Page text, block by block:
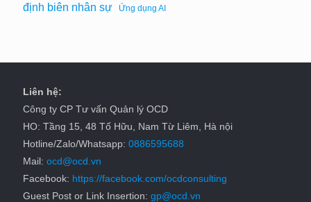
định biên nhân sự Ứng dụng AI
Liên hệ:
Công ty CP Tư vấn Quản lý OCD
HO: Tầng 15, 48 Tố Hữu, Nam Từ Liêm, Hà nội
Hotline/Zalo/Whatsapp: 0886595688
Mail: ocd@ocd.vn
Facebook: https://facebook.com/ocdconsulting
Guest Post or Link Insertion: gp@ocd.vn